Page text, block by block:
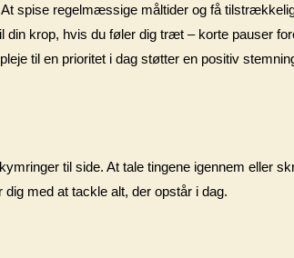
At spise regelmæssige måltider og få
din krop, hvis du føler dig træt – korte pauser
til en prioritet i dag støtter en positiv
til side. At tale tingene igennem eller
med at tackle alt, der opstår i dag.